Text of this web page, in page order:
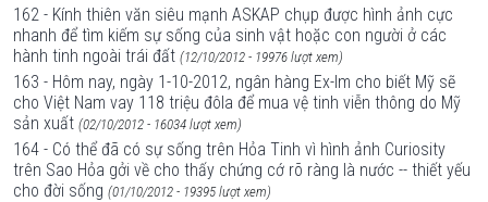
162 - Kính thiên văn siêu mạnh ASKAP chụp được hình ảnh cực
nhanh để tìm kiếm sự sống của sinh vật hoặc con người ở các
hành tinh ngoài trái đất (12/10/2012 - 19976 lượt xem)
163 - Hôm nay, ngày 1-10-2012, ngân hàng Ex-Im cho biết Mỹ sẽ
cho Việt Nam vay 118 triệu đôla để mua vệ tinh viễn thông do Mỹ
sản xuất (02/10/2012 - 16034 lượt xem)
164 - Có thể đã có sự sống trên Hỏa Tinh vì hình ảnh Curiosity
trên Sao Hỏa gởi về cho thấy chứng cớ rõ ràng là nước -- thiết yếu
cho đời sống (01/10/2012 - 19395 lượt xem)